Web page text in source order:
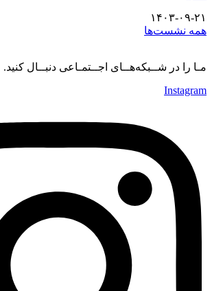
۱۴۰۳-۰۹-۲۱
همه نشست‌ها
مـا را در شــبکه‌هــای اجــتمـاعی دنبــال کنید.
Instagram